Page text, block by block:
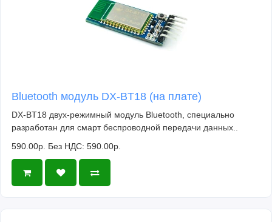
Bluetooth модуль DX-BT18 (на плате)
DX-BT18 двух-режимный модуль Bluetooth, специально
разработан для смарт беспроводной передачи данных..
590.00р. Без НДС: 590.00р.